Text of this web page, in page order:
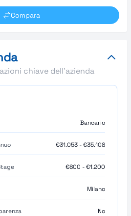
Compara
chiave dell'azienda
Bancario
€31.053 - €35.108
€800 - €1.200
Milano
No